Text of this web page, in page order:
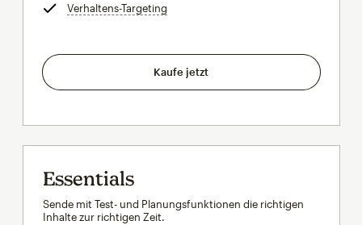
Verhaltens-Targeting
Kaufe jetzt
Essentials
Sende mit Test- und Planungsfunktionen die richtigen
Inhalte zur richtigen Zeit.